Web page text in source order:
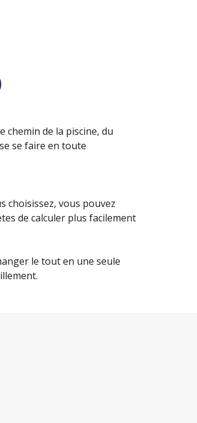
chemin de la piscine, du
se faire en toute
choisissez, vous pouvez
de calculer plus facilement
le tout en une seule